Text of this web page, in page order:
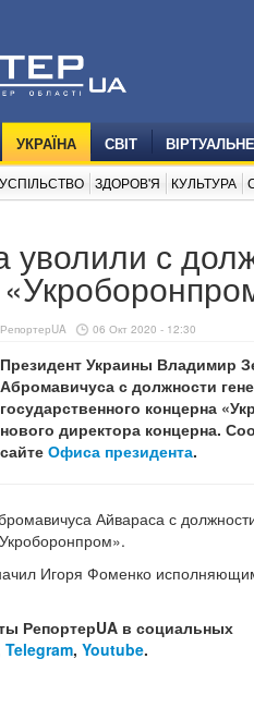
УКРАЇНА СВІТ
ЗДОРОВ'Я КУЛЬТУРА
уволили с
РепортерUA 06 Окт 2020 - 12:30
Президент Украины Владимир
Абромавичуса с должности
государственного концерна
нового директора концерна.
сайте Офиса президента.
Айвараса с
Игоря Фоменко
РепортерUA в социальных
Telegram, Youtube.